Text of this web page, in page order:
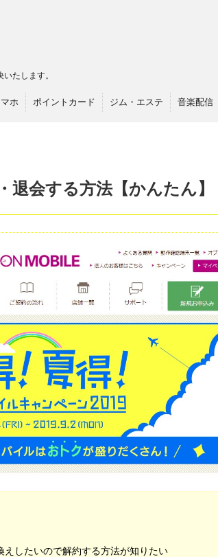
たします。
ホ ポイントカード ジム・エステ 音楽配信
会する方法【かんたん】
えしたいので解約する方法が知りたい